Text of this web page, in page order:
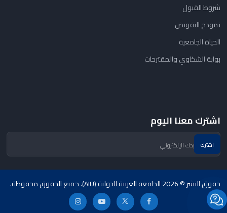
شروط القبول
نموذج التفويض
الحياة الجامعية
بوابة الشكاوي والمقترحات
اشترك معنا اليوم
حقوق النشر © 2026 الجامعة العربية الدولية (AIU). جميع الحقوق محفوظة.